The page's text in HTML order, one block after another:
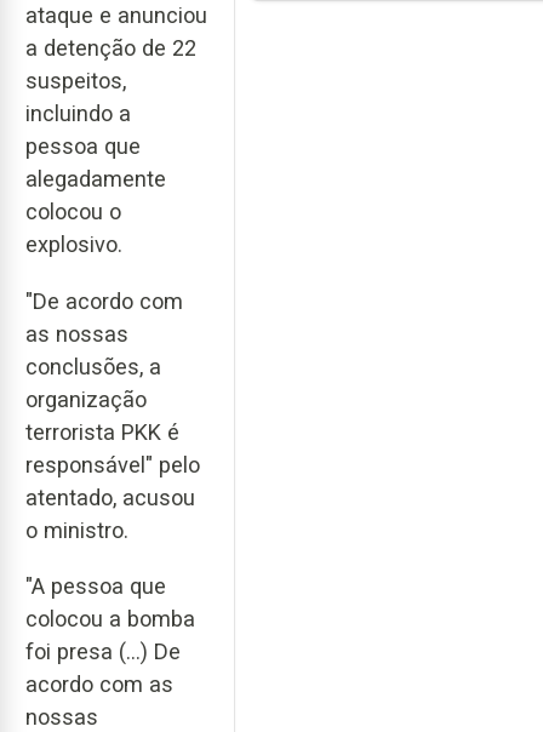
ataque e anunciou
a detenção de 22
suspeitos,
incluindo a
pessoa que
alegadamente
colocou o
explosivo.
"De acordo com
as nossas
conclusões, a
organização
terrorista PKK é
responsável" pelo
atentado, acusou
o ministro.
"A pessoa que
colocou a bomba
foi presa (...) De
acordo com as
nossas